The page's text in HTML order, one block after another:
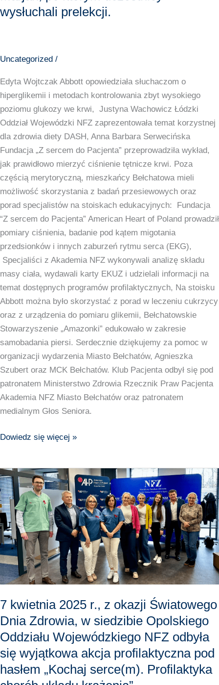
wysłuchali prelekcji.
Uncategorized /
Edyta Wojtczak Abbott opowiedziała słuchaczom o
hiperglikemii i metodach kontrolowania zbyt wysokiego
poziomu glukozy we krwi, Justyna Wachowicz Łódzki
Oddział Wojewódzki NFZ zaprezentowała temat korzystnej
dla zdrowia diety DASH, Anna Barbara Serwecińska
Fundacja „Z sercem do Pacjenta” przeprowadziła wykład,
jak prawidłowo mierzyć ciśnienie tętnicze krwi. Poza
częścią merytoryczną, mieszkańcy Bełchatowa mieli
możliwość skorzystania z badań przesiewowych oraz
porad specjalistów na stoiskach edukacyjnych: Fundacja
“Z sercem do Pacjenta” American Heart of Poland prowadził
pomiary ciśnienia, badanie pod kątem migotania
przedsionków i innych zaburzeń rytmu serca (EKG),
Specjaliści z Akademia NFZ wykonywali analizę składu
masy ciała, wydawali karty EKUZ i udzielali informacji na
temat dostępnych programów profilaktycznych, Na stoisku
Abbott można było skorzystać z porad w leczeniu cukrzycy
oraz z urządzenia do pomiaru glikemii, Bełchatowskie
Stowarzyszenie „Amazonki” edukowało w zakresie
samobadania piersi. Serdecznie dziękujemy za pomoc w
organizacji wydarzenia Miasto Bełchatów, Agnieszka
Szubert oraz MCK Bełchatów. Klub Pacjenta odbył się pod
patronatem Ministerstwo Zdrowia Rzecznik Praw Pacjenta
Akademia NFZ Miasto Bełchatów oraz patronatem
medialnym Głos Seniora.
rozpoczęło
oficjalne
udziałem
Miasto
Bełchatów
Patryk
Marjan,
po
którym
uczestnicy
wysłuchali
prelekcji.
Dowiedz się więcej »
7 kwietnia 2025 r., z okazji Światowego
Dnia Zdrowia, w siedzibie Opolskiego
Oddziału Wojewódzkiego NFZ odbyła
się wyjątkowa akcja profilaktyczna pod
hasłem „Kochaj serce(m). Profilaktyka
7
kwietnia
2025
r.,
z
okazji
Światowego
Dnia
Zdrowia,
w
siedzibie
Opolskiego
Oddziału
Wojewódzkiego
NFZ
odbyła